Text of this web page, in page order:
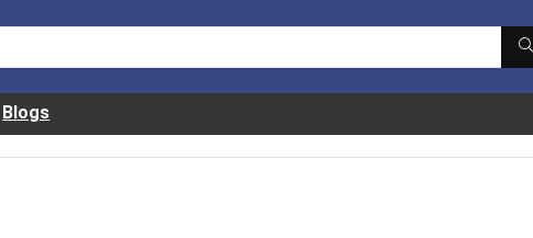
Blogs